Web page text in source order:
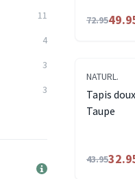
11
4
3
3
72.95
NATURL.
Tapis
Taupe
43.95